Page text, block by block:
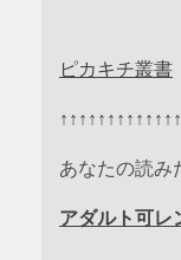
ピカキチ叢書
↑↑↑↑↑↑↑↑↑↑↑↑↑
あなたの読み
アダルト可レ